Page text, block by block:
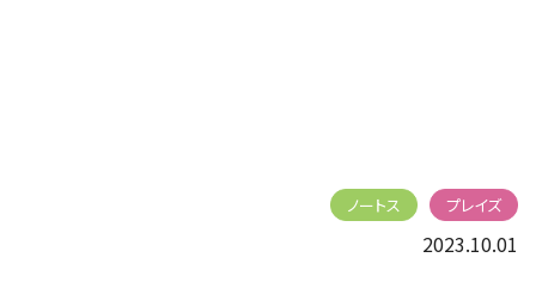
ノートス プレイズ
2023.10.01